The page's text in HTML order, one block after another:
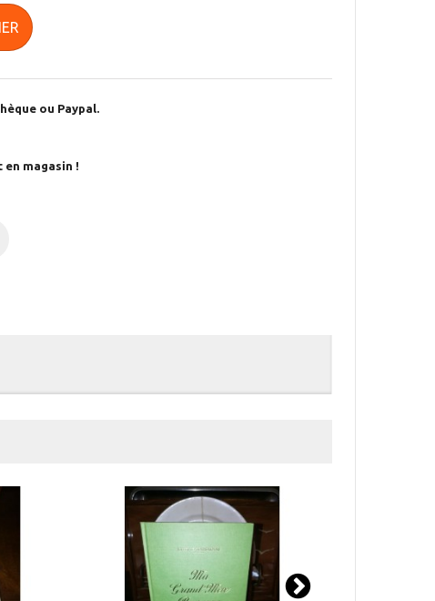
ou Paypal.
magasin !